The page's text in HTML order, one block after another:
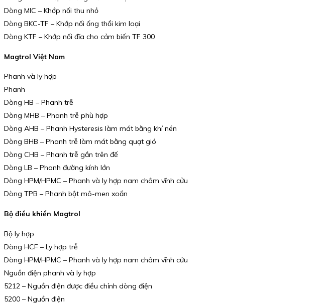
Dòng MIC – Khớp nối thu nhỏ
Dòng BKC-TF – Khớp nối ống thổi kim loại
Dòng KTF – Khớp nối đĩa cho cảm biến TF 300
Magtrol Việt Nam
Phanh và ly hợp
Phanh
Dòng HB – Phanh trễ
Dòng MHB – Phanh trễ phù hợp
Dòng AHB – Phanh Hysteresis làm mát bằng khí nén
Dòng BHB – Phanh trễ làm mát bằng quạt gió
Dòng CHB – Phanh trễ gắn trên đế
Dòng LB – Phanh đường kính lớn
Dòng HPM/HPMC – Phanh và ly hợp nam châm vĩnh cửu
Dòng TPB – Phanh bột mô-men xoắn
Bộ điều khiển Magtrol
Bộ ly hợp
Dòng HCF – Ly hợp trễ
Dòng HPM/HPMC – Phanh và ly hợp nam châm vĩnh cửu
Nguồn điện phanh và ly hợp
5212 – Nguồn điện được điều chỉnh dòng điện
5200 – Nguồn điện